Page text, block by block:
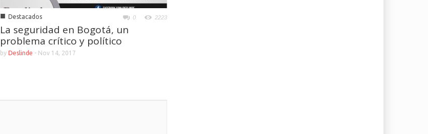
■ Destacados 0 2223
La seguridad en Bogotá, un
problema crítico y político
by Deslinde - Nov 14, 2017